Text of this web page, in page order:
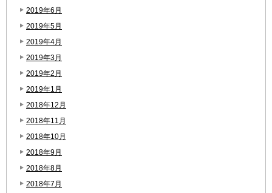
2019年6月
2019年5月
2019年4月
2019年3月
2019年2月
2019年1月
2018年12月
2018年11月
2018年10月
2018年9月
2018年8月
2018年7月